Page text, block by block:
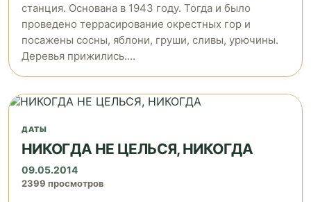
станция. Основана в 1943 году. Тогда и было
проведено террасирование окрестных гор и
посажены сосны, яблони, груши, сливы, урючины.
Деревья прижились....
ДАТЫ
НИКОГДА НЕ ЦЕЛЬСЯ, НИКОГДА
09.05.2014
2399 просмотров